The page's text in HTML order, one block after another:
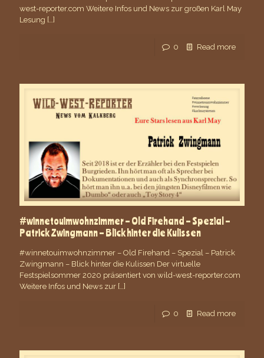
west-reporter.com Weitere Infos und News zur großen Karl May
Lesung […]
0 Read more
#winnetouimwohnzimmer – Old Firehand – Spezial –
Patrick Zwingmann – Blick hinter die Kulissen
#winnetouimwohnzimmer – Old Firehand – Spezial – Patrick
Zwingmann – Blick hinter die Kulissen Der virtuelle
Festspielsommer 2020 präsentiert von wild-west-reporter.com
Weitere Infos und News zur […]
0 Read more